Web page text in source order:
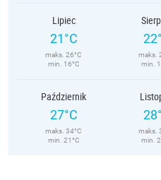
Lipiec
21°C
maks. 26°C
min. 16°C
maks.
min.
Październik
27°C
maks. 34°C
min. 21°C
maks.
min.